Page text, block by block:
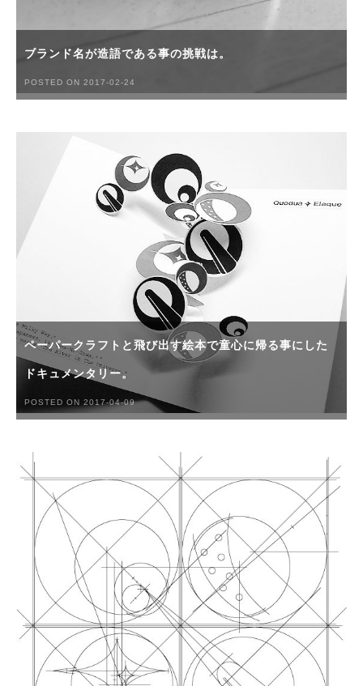
ブランド名が造語である事の挑戦は。
POSTED ON 2017-02-24
ペーパークラフトと飛び出す絵本で童心に帰る事にした
ドキュメンタリー。
POSTED ON 2017-04-09